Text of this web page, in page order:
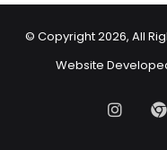
© Copyright 2026, All
Website